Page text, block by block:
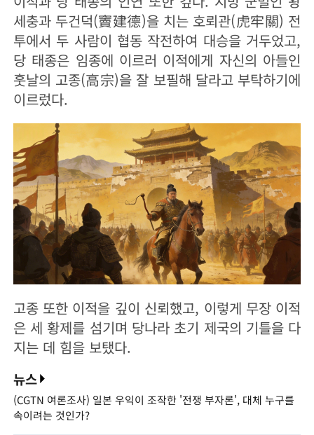
세충과 두건덕(竇建德)을 치는 호뢰관(虎牢關) 전
투에서 두 사람이 협동 작전하여 대승을 거두었고,
당 태종은 임종에 이르러 이적에게 자신의 아들인
훗날의 고종(高宗)을 잘 보필해 달라고 부탁하기에
이르렀다.
고종 또한 이적을 깊이 신뢰했고, 이렇게 무장 이적
은 세 황제를 섬기며 당나라 초기 제국의 기틀을 다
지는 데 힘을 보탰다.
뉴스
(CGTN 여론조사) 일본 우익이 조작한 '전쟁 부자론', 대체 누구를
속이려는 것인가?